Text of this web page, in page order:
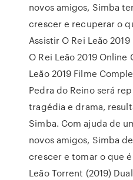
novos amigos, Simba
crescer e recuperar o
Assistir O Rei Leão
O Rei Leão 2019 Online
Leão 2019 Filme
Pedra do Reino será
tragédia e drama,
Simba. Com ajuda de
novos amigos, Simba
crescer e tomar o que
Leão Torrent (2019)